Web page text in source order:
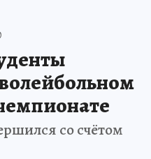
со счётом